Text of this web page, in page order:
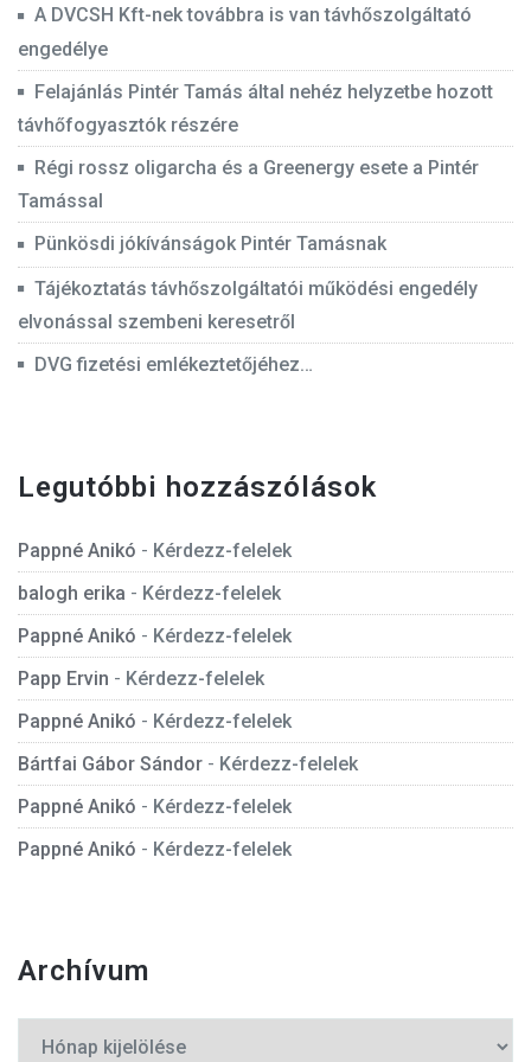
A DVCSH Kft-nek továbbra is van távhőszolgáltató
engedélye
Felajánlás Pintér Tamás által nehéz helyzetbe hozott
távhőfogyasztók részére
Régi rossz oligarcha és a Greenergy esete a Pintér
Tamással
Pünkösdi jókívánságok Pintér Tamásnak
Tájékoztatás távhőszolgáltatói működési engedély
elvonással szembeni keresetről
DVG fizetési emlékeztetőjéhez…
Legutóbbi hozzászólások
Pappné Anikó - Kérdezz-felelek
balogh erika - Kérdezz-felelek
Pappné Anikó - Kérdezz-felelek
Papp Ervin - Kérdezz-felelek
Pappné Anikó - Kérdezz-felelek
Bártfai Gábor Sándor - Kérdezz-felelek
Pappné Anikó - Kérdezz-felelek
Pappné Anikó - Kérdezz-felelek
Archívum